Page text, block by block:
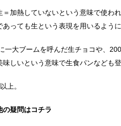
＝加熱していないという意味で使わ
っても生という表現を用いるように
一大ブームを呼んだ生チョコや、
味しいという意味で生食パンなども
上。
疑問はコチラ